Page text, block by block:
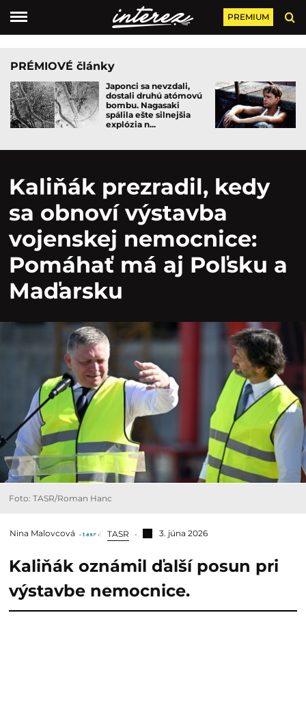
PREMIUM
PRÉMIOVÉ články
Japonci sa nevzdali,
dostali druhú atómovú
bombu. Nagasaki
spálila ešte silnejšia
explózia n...
Kaliňák prezradil, kedy
sa obnoví výstavba
vojenskej nemocnice:
Pomáhať má aj Poľsku a
Maďarsku
Foto: TASR/Roman Hanc
Nina Malovcová TASR 3. júna 2026
Kaliňák oznámil ďalší posun pri
výstavbe nemocnice.